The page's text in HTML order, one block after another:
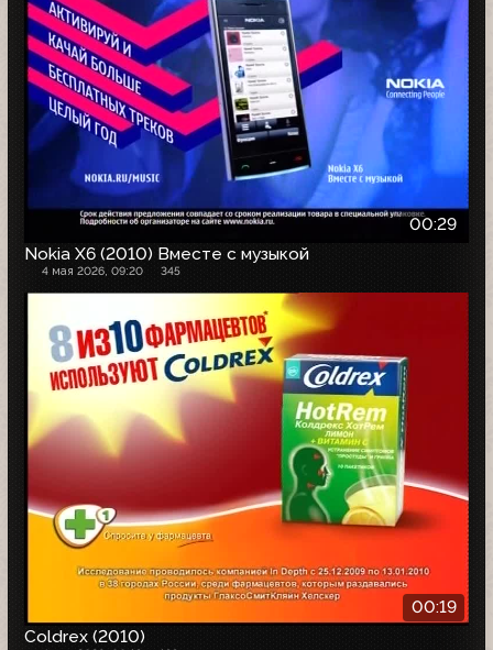
00:29
Nokia X6 (2010) Вместе с музыкой
4 мая 2026, 09:20 345
00:19
Coldrex (2010)